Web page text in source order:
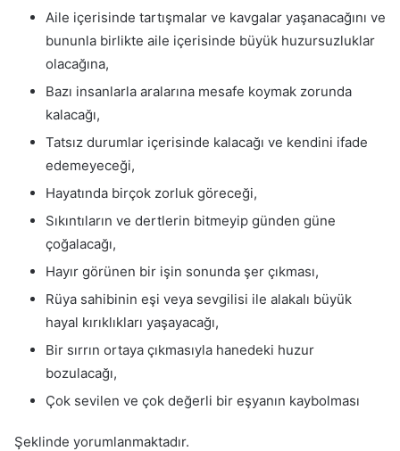
Aile içerisinde tartışmalar ve kavgalar yaşanacağını ve
bununla birlikte aile içerisinde büyük huzursuzluklar
olacağına,
Bazı insanlarla aralarına mesafe koymak zorunda
kalacağı,
Tatsız durumlar içerisinde kalacağı ve kendini ifade
edemeyeceği,
Hayatında birçok zorluk göreceği,
Sıkıntıların ve dertlerin bitmeyip günden güne
çoğalacağı,
Hayır görünen bir işin sonunda şer çıkması,
Rüya sahibinin eşi veya sevgilisi ile alakalı büyük
hayal kırıklıkları yaşayacağı,
Bir sırrın ortaya çıkmasıyla hanedeki huzur
bozulacağı,
Çok sevilen ve çok değerli bir eşyanın kaybolması
Şeklinde yorumlanmaktadır.